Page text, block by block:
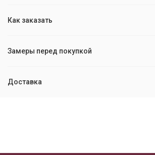
Как заказать
Замеры перед покупкой
Доставка